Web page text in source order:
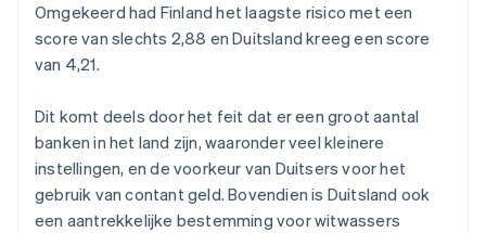
Omgekeerd had Finland het laagste risico met een
score van slechts 2,88 en Duitsland kreeg een score
van 4,21.
Dit komt deels door het feit dat er een groot aantal
banken in het land zijn, waaronder veel kleinere
instellingen, en de voorkeur van Duitsers voor het
gebruik van contant geld. Bovendien is Duitsland ook
een aantrekkelijke bestemming voor witwassers